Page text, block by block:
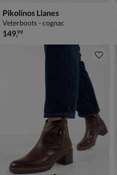
Pikolinos Llanes
Veterboots - cognac
€ 149,99
149,99